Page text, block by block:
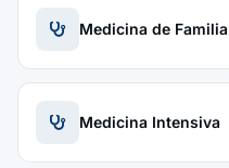
Medicina de Familia
Medicina Intensiva